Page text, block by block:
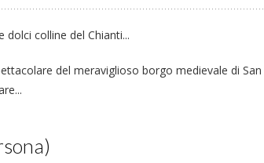
colline del Chianti...
del meraviglioso borgo medievale di